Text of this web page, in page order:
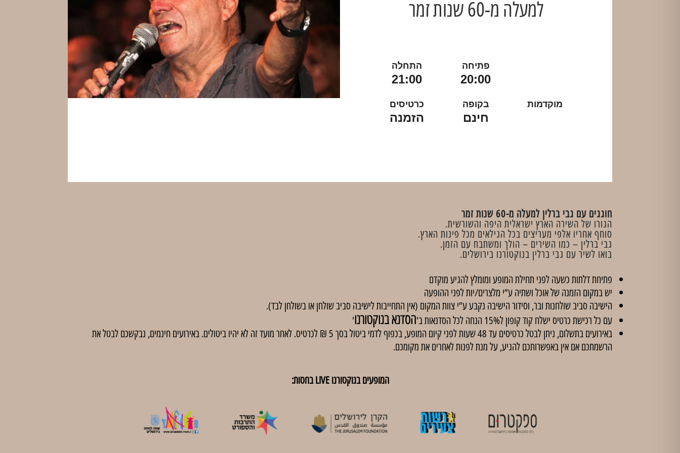
למעלה מ-60 שנות זמר​
פתיחה
20:00
התחלה
21:00
מוקדמות בקופה
חינם
כרטיסים
הזמנה
חוגגים עם גבי ברלין למעלה מ-60 שנות זמר​
הגורו של השירה הארץ ישראלית היפה והשורשית.
סוחף אחריו אלפי מעריצים בכל הגילאים מכל פינות הארץ.
גבי ברלין – כמו השירים – הולך ומשתבח עם הזמן.
בואו לשיר עם גבי ברלין בנוקטורנו בירושלים.
פתיחת דלתות כשעה לפני תחילת המופע ומומלץ להגיע מוקדם
יש במקום הזמנה של אוכל ושתיה ע”י מלצרים/יות לפני ההופעה
הישיבה סביב שולחנות ובר, וסידור הישיבה נקבע ע”י צוות המקום (אין התחייבות לישיבה סביב שולחן או בשולחן לבד).
עם כל רכישת כרטיס ישלח קוד קופון ל15% הנחה לכל הסדנאות ב'
הסדנא בנוקטורנו'
באירועים בתשלום, ניתן לבטל כרטיסים עד 48 שעות לפני קיום המופע, בכפוף לדמי ביטול בסך 5 ₪ לכרטיס. לאחר מועד זה לא יהיו ביטולים. באירועים חינמים, נבקשכם לבטל את
הרשמתכם אם אין באפשרותכם להגיע, על מנת לפנות לאחרים את מקומכם.
המופעים בנוקטורנו LIVE בחסות: